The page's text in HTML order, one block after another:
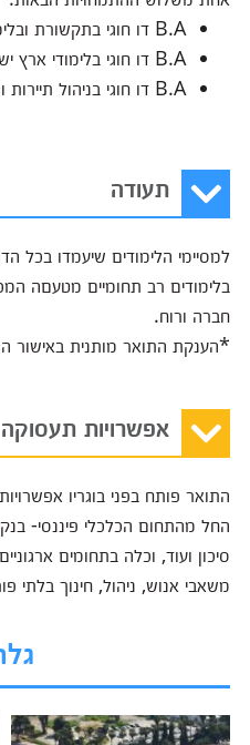
B.A דו חוגי בתקשורת ובלימודים רב תחומיים
B.A דו חוגי בלימודי ארץ ישראל ובלימודים רב תחומיים
B.A דו חוגי בניהול תיירות ומלונאות ובלימודים רב תחומיים
תעודה
בלימודים רב תחומיים מטעםה
חברה ורוח.
*הענקת התואר מותנית באישור
אפשרויות תעסוקה
התואר פותח בפני בוגריו
החל מהתחום הכלכלי פיננסי-
סיכון ועוד, וכלה בתחומים
משאבי אנוש, ניהול, חינוך בלתי